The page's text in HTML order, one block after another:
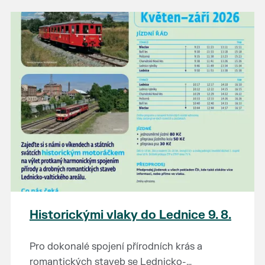
Prodejce prosíme tradičně o příchod 30
minut před začátkem, aby si vše na
prodejních místech stihli přichystat. Pokud
plánujete přijít a chcete rezervovat prodejní
místo, potvrďte prosím účast přes email
petr.vlasak@breclav.eu nebo zde v události,
ať víme, s kolika lidmi máme počítat. Počet
prodejních míst je omezen.
Těšíme se jako vždy!
Historickými vlaky do Lednice 9. 8.
Pro dokonalé spojení přírodních krás a
romantických staveb se Lednicko-